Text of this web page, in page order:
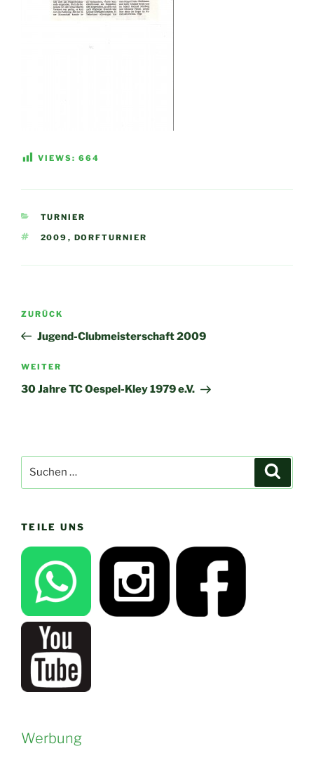
VIEWS: 664
KATEGORIEN
TURNIER
SCHLAGWÖRTER
2009 , DORFTURNIER
Beitragsnavigation
Vorheriger
Beitrag
ZURÜCK
Jugend-Clubmeisterschaft 2009
Nächster
Beitrag
WEITER
30 Jahre TC Oespel-Kley 1979 e.V.
nach:
TEILE UNS
Werbung